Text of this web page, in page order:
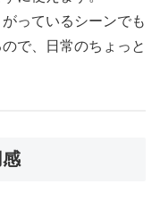
っているシーンでも
で、日常のちょっと